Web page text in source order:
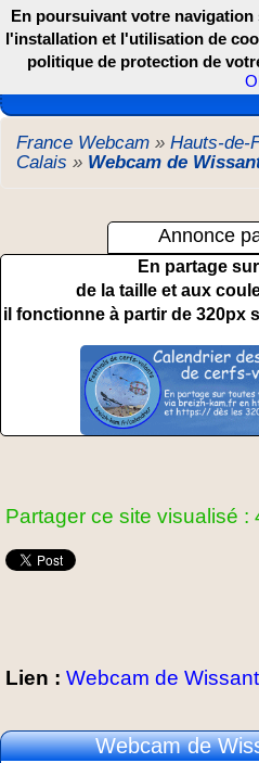
Les webcams de
France Webcam » Hauts-de-
Calais » Webcam de
Annonce
En partage
de la taille et aux
il fonctionne à partir de 320px
Partager ce site visualisé :
Lien : Webcam de
Webcam de
En poursuivant votre
l'installation et l'utilisation de
politique de protection de